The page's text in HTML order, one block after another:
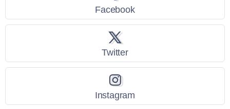
Facebook
Twitter
Instagram